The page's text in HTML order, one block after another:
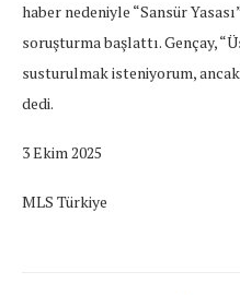
haber nedeniyle “Sansür
soruşturma başlattı. Gençay,
susturulmak isteniyorum,
dedi.
3 Ekim 2025
MLS Türkiye